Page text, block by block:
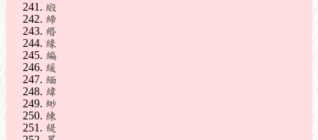
緞
締
緡
緣
編
緩
緬
緯
緲
練
緹